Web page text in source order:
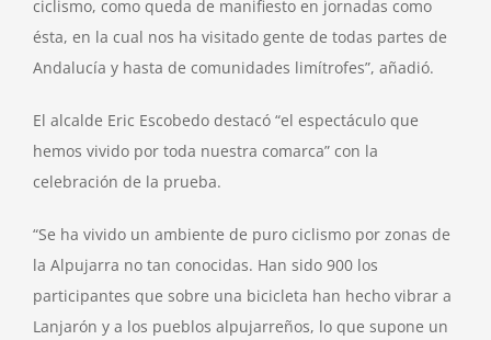
ciclismo, como queda de manifiesto en jornadas como
ésta, en la cual nos ha visitado gente de todas partes de
Andalucía y hasta de comunidades limítrofes”, añadió.
El alcalde Eric Escobedo destacó “el espectáculo que
hemos vivido por toda nuestra comarca” con la
celebración de la prueba.
“Se ha vivido un ambiente de puro ciclismo por zonas de
la Alpujarra no tan conocidas. Han sido 900 los
participantes que sobre una bicicleta han hecho vibrar a
Lanjarón y a los pueblos alpujarreños, lo que supone un